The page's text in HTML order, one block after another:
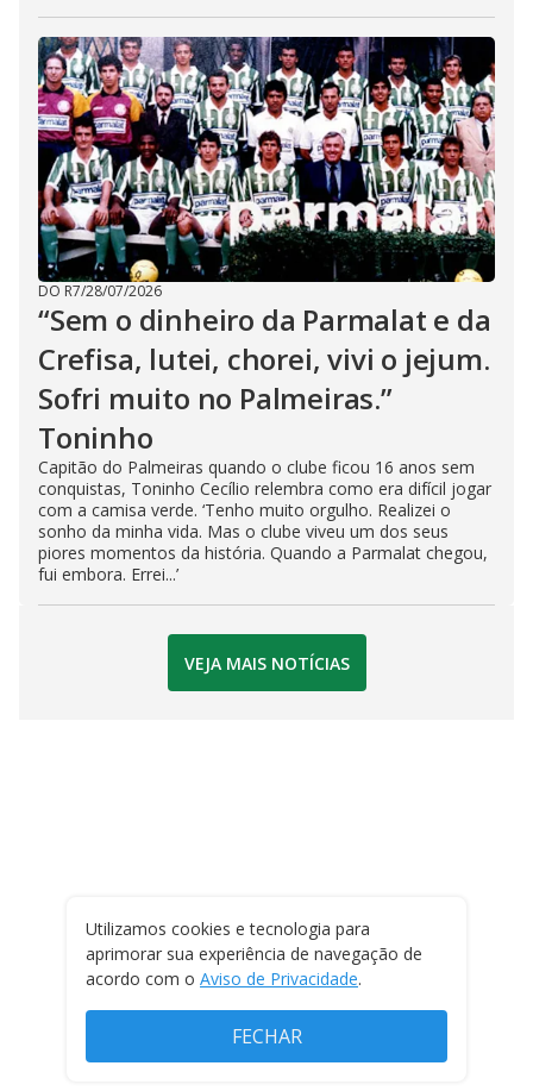
DO R7/28/07/2026
“Sem o dinheiro da Parmalat e da
Crefisa, lutei, chorei, vivi o jejum.
Sofri muito no Palmeiras.”
Toninho
Capitão do Palmeiras quando o clube ficou 16 anos sem
conquistas, Toninho Cecílio relembra como era difícil jogar
com a camisa verde. ‘Tenho muito orgulho. Realizei o
sonho da minha vida. Mas o clube viveu um dos seus
piores momentos da história. Quando a Parmalat chegou,
fui embora. Errei...’
VEJA MAIS NOTÍCIAS
Utilizamos cookies e tecnologia para
aprimorar sua experiência de navegação de
acordo com o Aviso de Privacidade.
FECHAR